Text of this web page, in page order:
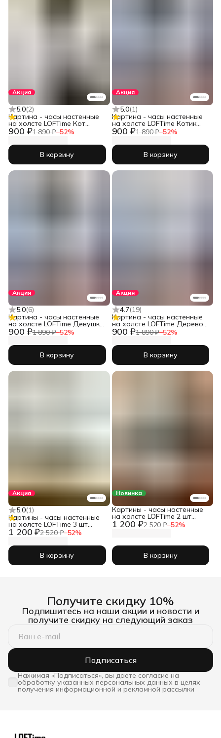
Акция
5.0(2)
900 ₽1 890 ₽−52%
Картина - часы настенные
на холсте LOFTime Кот
хотдог Ч-671-3555
В корзину
Акция
5.0(1)
900 ₽1 890 ₽−52%
Картина - часы настенные
на холсте LOFTime Котик
сер
В корзину
Акция
5.0(6)
900 ₽1 890 ₽−52%
Картина - часы настенные
на холсте LOFTime Девушка
черн зол Ч-656-3555
В корзину
Акция
4.7(19)
900 ₽1 890 ₽−52%
Картина - часы настенные
на холсте LOFTime Дерево
3D Ч-653-3555
В корзину
Акция
5.0(1)
1 200 ₽2 520 ₽−52%
Картины - часы настенные
на холсте LOFTime 3 шт
30Х30 ТРАВЫ ПРОВАНС
Ч-634-3030
В корзину
Новинка
1 200 ₽2 520 ₽−52%
Картины - часы настенные
на холсте LOFTime 2 шт
Абстракция 3D чер зол
Ч-837-3040
В корзину
Получите скидку 10%
Подпишитесь на наши акции и новости и
получите скидку на следующий заказ
Подписаться
Нажимая «Подписаться», вы даете согласие на
обработку указанных персональных данных в целях
получения информационной и рекламной рассылки